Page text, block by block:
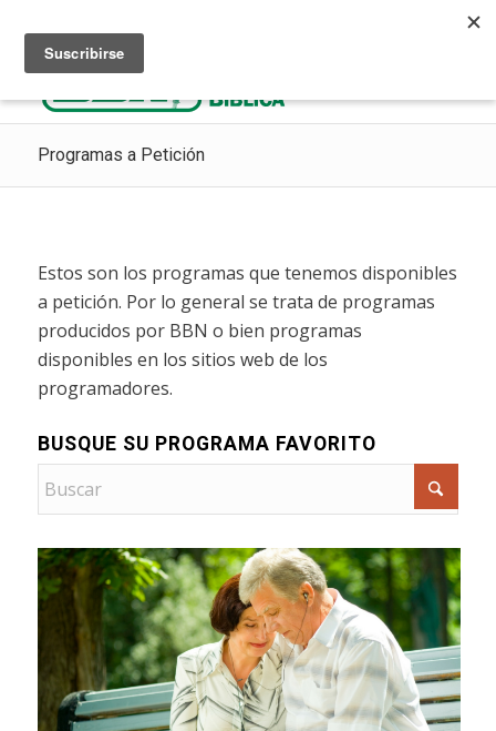
Programas a Petición
Estos son los programas que tenemos disponibles
a petición. Por lo general se trata de programas
producidos por BBN o bien programas
disponibles en los sitios web de los
programadores.
BUSQUE SU PROGRAMA FAVORITO